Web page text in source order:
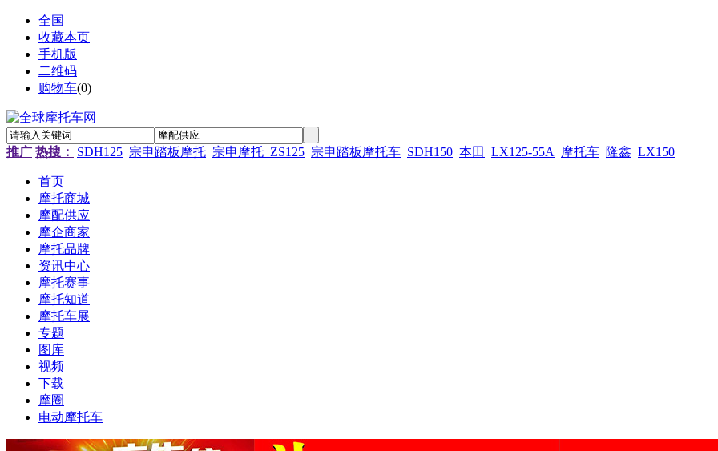
全国
收藏本页
手机版
二维码
购物车(0)
推广 热搜： SDH125 宗申踏板摩托 宗申摩托_ZS125 宗申踏板摩托车 SDH150 本田 LX125-55A 摩托车 隆鑫 LX150
首页
摩托商城
摩配供应
摩企商家
摩托品牌
资讯中心
摩托赛事
摩托知道
摩托车展
专题
图库
视频
下载
摩圈
电动摩托车